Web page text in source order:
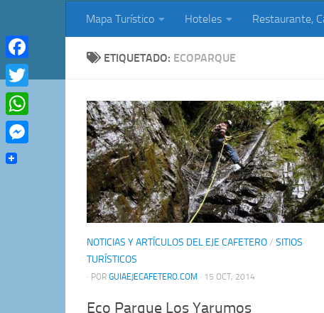
Mapa Turístico Hoteles Restaurante,
ETIQUETADO: ECOPARQUE
NOTICIAS Y ARTÍCULOS DEL EJE CAFETERO/ SITIOS
TURÍSTICOS
· POR GUIAEJECAFETERO.COM · 15 OCT, 2014
Eco Parque Los Yarumos
Facebook
Twitter
WhatsApp
Messenger